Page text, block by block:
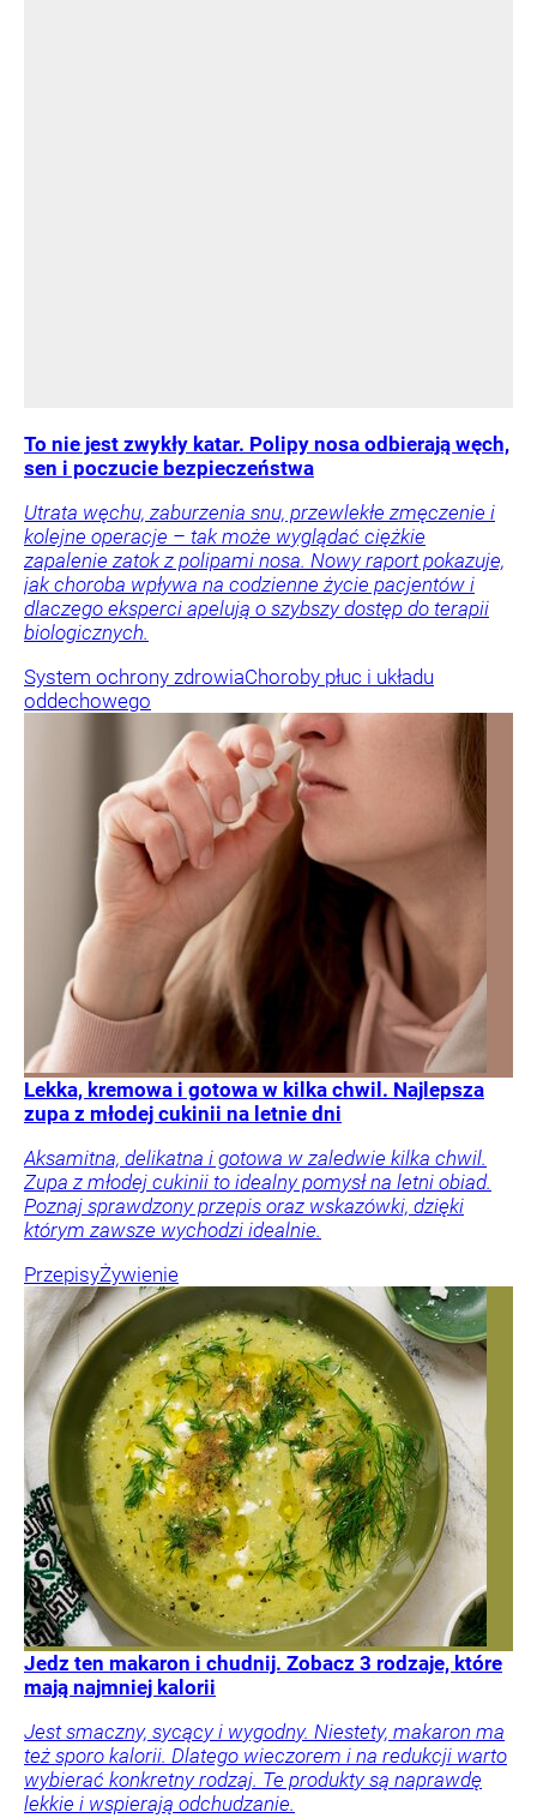
To nie jest zwykły katar. Polipy nosa odbierają węch,
sen i poczucie bezpieczeństwa
Utrata węchu, zaburzenia snu, przewlekłe zmęczenie i
kolejne operacje – tak może wyglądać ciężkie
zapalenie zatok z polipami nosa. Nowy raport pokazuje,
jak choroba wpływa na codzienne życie pacjentów i
dlaczego eksperci apelują o szybszy dostęp do terapii
biologicznych.
System ochrony zdrowiaChoroby płuc i układu
oddechowego
Lekka, kremowa i gotowa w kilka chwil. Najlepsza
zupa z młodej cukinii na letnie dni
Aksamitna, delikatna i gotowa w zaledwie kilka chwil.
Zupa z młodej cukinii to idealny pomysł na letni obiad.
Poznaj sprawdzony przepis oraz wskazówki, dzięki
którym zawsze wychodzi idealnie.
PrzepisyŻywienie
Jedz ten makaron i chudnij. Zobacz 3 rodzaje, które
mają najmniej kalorii
Jest smaczny, sycący i wygodny. Niestety, makaron ma
też sporo kalorii. Dlatego wieczorem i na redukcji warto
wybierać konkretny rodzaj. Te produkty są naprawdę
lekkie i wspierają odchudzanie.